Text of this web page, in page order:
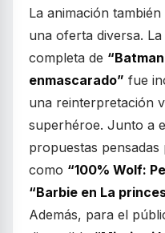
La animación
una oferta diversa.
completa de
enmascarado” fue
una reinterpretación
superhéroe. Junto a
propuestas
como “100% Wolf:
“Barbie en La
Además, para el